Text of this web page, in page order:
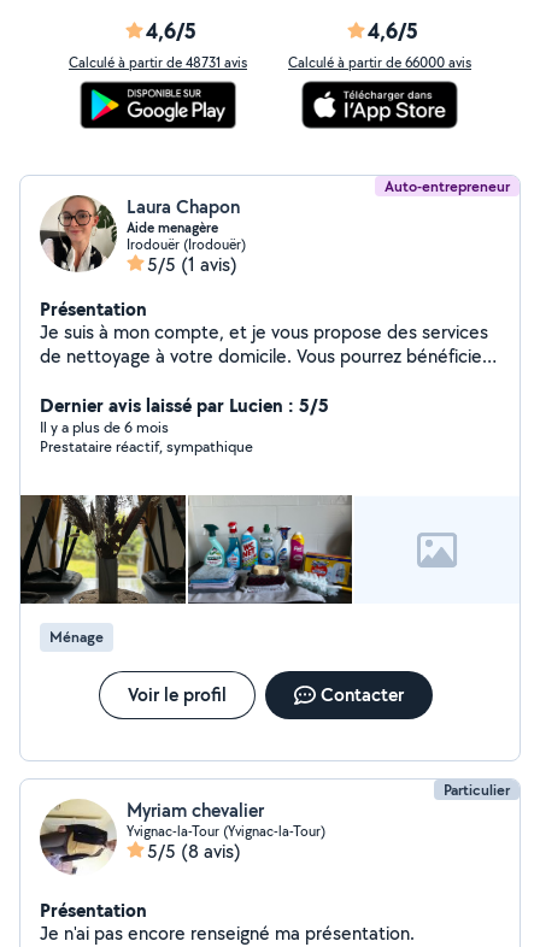
4,6/5
Calculé à partir de 48731 avis
4,6/5
Calculé à partir de 66000 avis
Auto-entrepreneur
Laura Chapon
Aide menagère
Irodouër (Irodouër)
5/5 (1 avis)
Présentation
Je suis à mon compte, et je vous propose des services
de nettoyage à votre domicile. Vous pourrez bénéficiez
immédiat, Je conseille de faire un devis à votre domicile
afin de voir le temps de prestation et les tâches à
réaliser chez vous.
Dernier avis laissé par Lucien : 5/5
Il y a plus de 6 mois
Prestataire réactif, sympathique
Ménage
Voir le profil Contacter
Particulier
Myriam chevalier
Yvignac-la-Tour (Yvignac-la-Tour)
5/5 (8 avis)
Présentation
Je n'ai pas encore renseigné ma présentation.